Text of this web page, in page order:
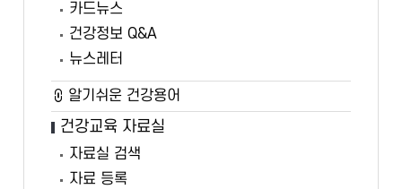
카드뉴스
건강정보 Q&A
뉴스레터
알기쉬운 건강용어
건강교육 자료실
자료실 검색
자료 등록